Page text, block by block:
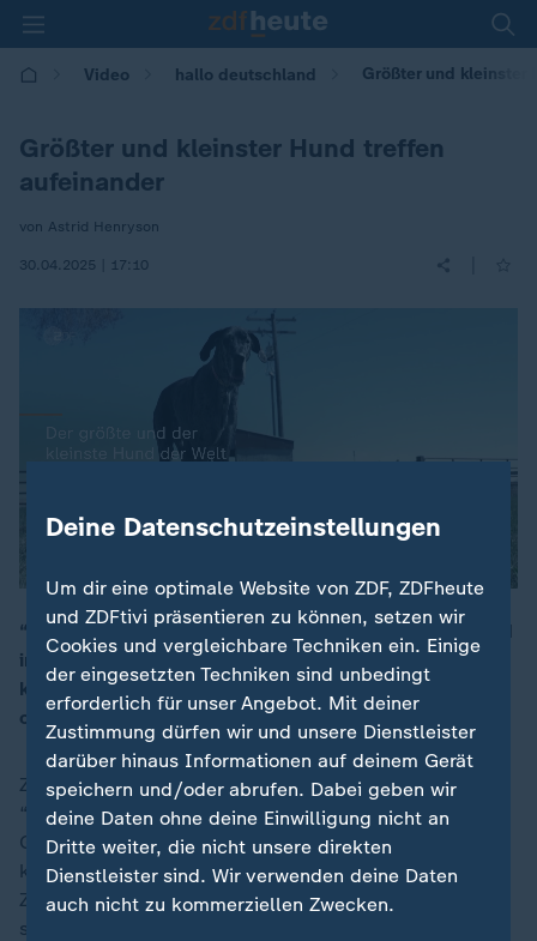
Video hallo deutschland Größter und kleinster
Größter und kleinster Hund treffen
aufeinander
von Astrid Henryson
30.04.2025 | 17:10
00:15
“Reggie“ und “Pearl“ halten jeweils den Größenrekord
im “Guinness Buch der Rekorde“. Für einen Fototermin
kommen die Vierbeiner zusammen und verstehen sich
offenbar sehr gut.
Zwischen der Deutschen Dogge “Reginald“ genannt
“Reggie“ und Chihuahua-Dame “Pearl“ besteht ein
Größenunterschied von mehr als 90 Zentimetern. Der
kleine Hund passt in eine Tasse und misst neun
Zentimeter, Rüde “Reggie“ hat ein Schultermaß von
stolzen 1,007 Meter.
Deine Datenschutzeinstellungen
Um dir eine optimale Website von ZDF, ZDFheute
und ZDFtivi präsentieren zu können, setzen wir
Cookies und vergleichbare Techniken ein. Einige
der eingesetzten Techniken sind unbedingt
erforderlich für unser Angebot. Mit deiner
Zustimmung dürfen wir und unsere Dienstleister
darüber hinaus Informationen auf deinem Gerät
speichern und/oder abrufen. Dabei geben wir
deine Daten ohne deine Einwilligung nicht an
Dritte weiter, die nicht unsere direkten
Dienstleister sind. Wir verwenden deine Daten
auch nicht zu kommerziellen Zwecken.